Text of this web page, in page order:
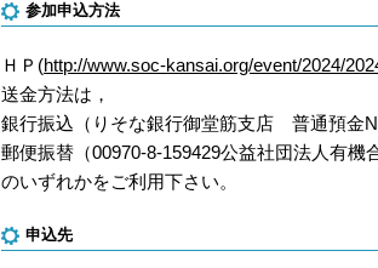
参加申込方法
ＨＰ(http://www.soc-kansai.org/event/2024/
送金方法は，
銀行振込（りそな銀行御堂筋支店 普通預金
郵便振替（00970-8-159429公益社団法人有機
のいずれかをご利用下さい。
申込先